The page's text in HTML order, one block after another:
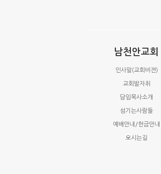
남천안교회
인사말(교회비젼)
교회발자취
담임목사소개
섬기는사람들
예배안내/헌금안내
오시는길